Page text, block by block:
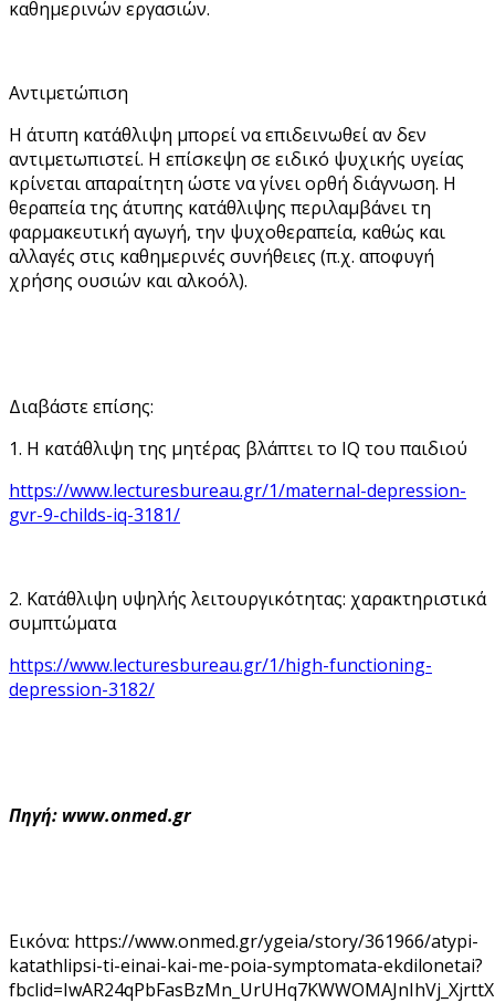
καθημερινών εργασιών.
Αντιμετώπιση
Η άτυπη κατάθλιψη μπορεί να επιδεινωθεί αν δεν
αντιμετωπιστεί. Η επίσκεψη σε ειδικό ψυχικής υγείας
κρίνεται απαραίτητη ώστε να γίνει ορθή διάγνωση. Η
θεραπεία της άτυπης κατάθλιψης περιλαμβάνει τη
φαρμακευτική αγωγή, την ψυχοθεραπεία, καθώς και
αλλαγές στις καθημερινές συνήθειες (π.χ. αποφυγή
χρήσης ουσιών και αλκοόλ).
Διαβάστε επίσης:
1. Η κατάθλιψη της μητέρας βλάπτει το IQ του παιδιού
https://www.lecturesbureau.gr/1/maternal-depression-
gvr-9-childs-iq-3181/
2. Κατάθλιψη υψηλής λειτουργικότητας: χαρακτηριστικά
συμπτώματα
https://www.lecturesbureau.gr/1/high-functioning-
depression-3182/
Πηγή: www.onmed.gr
Εικόνα: https://www.onmed.gr/ygeia/story/361966/atypi-
katathlipsi-ti-einai-kai-me-poia-symptomata-ekdilonetai?